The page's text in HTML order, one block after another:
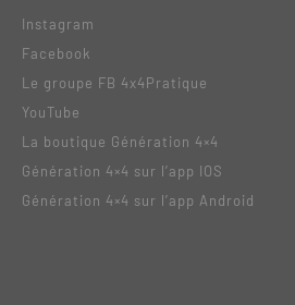
Instagram
Facebook
Le groupe FB 4x4Pratique
YouTube
La boutique Génération 4×4
Génération 4×4 sur l’app IOS
Génération 4×4 sur l’app Android